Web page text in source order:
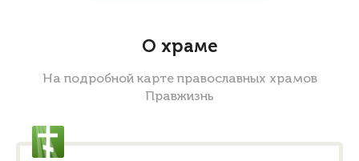
О храме
На подробной карте православных храмов
Правжизнь